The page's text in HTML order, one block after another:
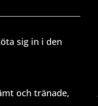
sig in i den
och tränade,